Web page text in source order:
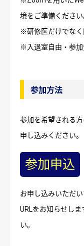
境をご準備ください
※研修医だけでなく
※入退室自由・参
参加方法
参加を希望される
申し込みください。
参加申込
お申し込みいただ
URLをお知らせし
い。